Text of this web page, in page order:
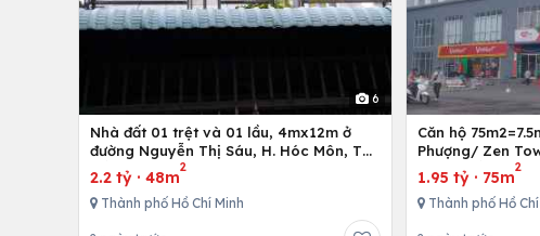
6
Nhà đất 01 trệt và 01 lầu, 4mx12m ở
đường Nguyễn Thị Sáu, H. Hóc Môn, Tp.
Hồ Chí Minh
2.2 tỷ · 48m
2
Thành phố Hồ Chí Minh
Căn hộ
Phượng/ Zen
12,Tp. Hồ Chí
1.95 tỷ · 75m
2
Thành phố Hồ